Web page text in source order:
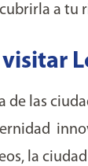
a tu
visitar
de las
la